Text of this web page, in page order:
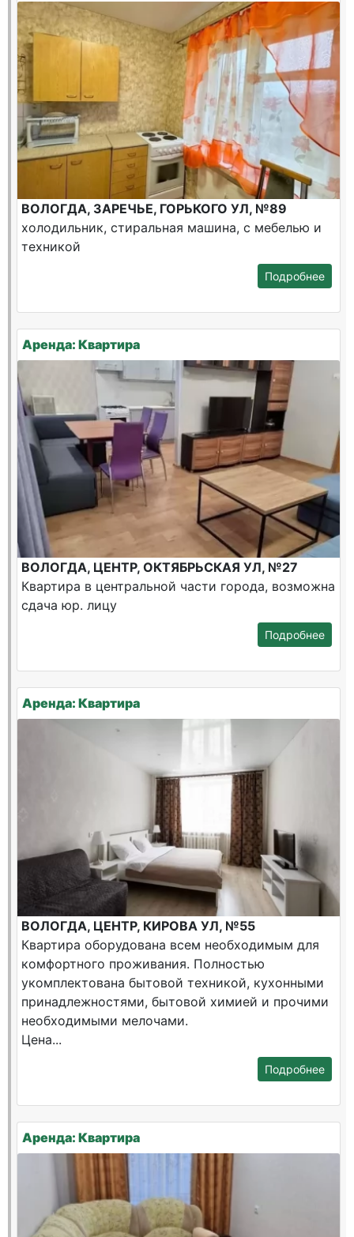
ВОЛОГДА, ЗАРЕЧЬЕ, ГОРЬКОГО УЛ, №89
холодильник, стиральная машина, с мебелью и
техникой
Подробнее
Аренда: Квартира
ВОЛОГДА, ЦЕНТР, ОКТЯБРЬСКАЯ УЛ, №27
Квартира в центральной части города, возможна
сдача юр. лицу
Подробнее
Аренда: Квартира
ВОЛОГДА, ЦЕНТР, КИРОВА УЛ, №55
Квартира оборудована всем необходимым для
комфортного проживания. Полностью
укомплектована бытовой техникой, кухонными
принадлежностями, бытовой химией и прочими
необходимыми мелочами.
Цена...
Подробнее
Аренда: Квартира